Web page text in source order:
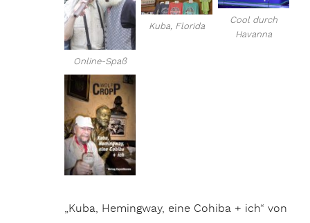
Online-Spaß
Kuba, Florida
Cool durch
Havanna
„Kuba, Hemingway, eine Cohiba + ich“ von